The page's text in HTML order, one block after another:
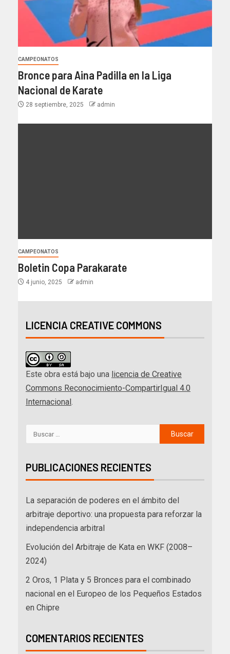
CAMPEONATOS
Bronce para Aina Padilla en la Liga
Nacional de Karate
28 septiembre, 2025 admin
CAMPEONATOS
Boletin Copa Parakarate
4 junio, 2025 admin
LICENCIA CREATIVE COMMONS
Este obra está bajo una licencia de Creative
Commons Reconocimiento-CompartirIgual 4.0
Internacional.
PUBLICACIONES RECIENTES
La separación de poderes en el ámbito del
arbitraje deportivo: una propuesta para reforzar la
independencia arbitral
Evolución del Arbitraje de Kata en WKF (2008–
2024)
2 Oros, 1 Plata y 5 Bronces para el combinado
nacional en el Europeo de los Pequeños Estados
en Chipre
COMENTARIOS RECIENTES